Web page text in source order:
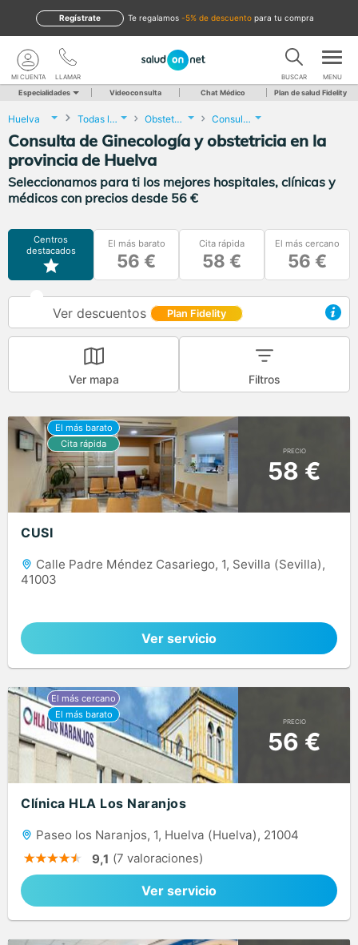
te regalamos -5% de descuento para tu compra
Regístrate
LLAMAR
MI CUENTA BUSCAR MENU
Especialidades Videoconsulta Chat Médico Plan de salud Fidelity
Huelva Todas las localidades Obstetricia y Ginecología Consulta de Ginecología y obstetricia
Consulta de Ginecología y obstetricia en la
provincia de Huelva
Seleccionamos para ti los mejores hospitales, clínicas y
médicos con precios desde 56 €
Centros
destacados
El más barato
56 €
Cita rápida
58 €
El más cercano
56 €
Ver descuentos Plan Fidelity
Ver mapa Filtros
PRECIO
58 €
CUSI
Calle Padre Méndez Casariego, 1, Sevilla (Sevilla),
41003
Ver servicio
PRECIO
56 €
Clínica HLA Los Naranjos
Paseo los Naranjos, 1, Huelva (Huelva), 21004
9,1 (7 valoraciones)
Ver servicio